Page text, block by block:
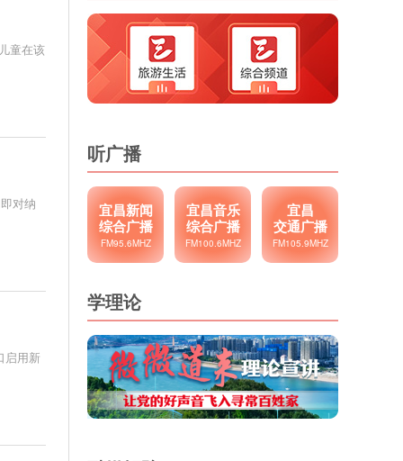
童在该
对纳
启用新
听广播
宜昌新闻
综合广播
FM95.6MHZ
宜昌音乐
综合广播
FM100.6MHZ
宜昌
交通广播
FM105.9MHZ
学理论